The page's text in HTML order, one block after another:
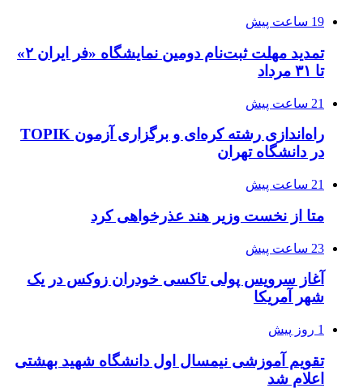
19 ساعت پیش
تمدید مهلت ثبت‌نام دومین نمایشگاه «فر ایران ۲»
تا ۳۱ مرداد
21 ساعت پیش
راه‌اندازی رشته کره‌ای و برگزاری آزمون TOPIK
در دانشگاه تهران
21 ساعت پیش
متا از نخست وزیر هند عذرخواهی کرد
23 ساعت پیش
آغاز سرویس پولی تاکسی خودران زوکس در یک
شهر آمریکا
1 روز پیش
تقویم آموزشی نیمسال اول دانشگاه شهید بهشتی
اعلام شد